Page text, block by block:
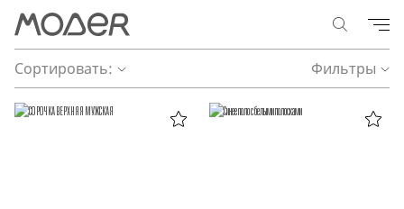
Сортировать: Фильтры